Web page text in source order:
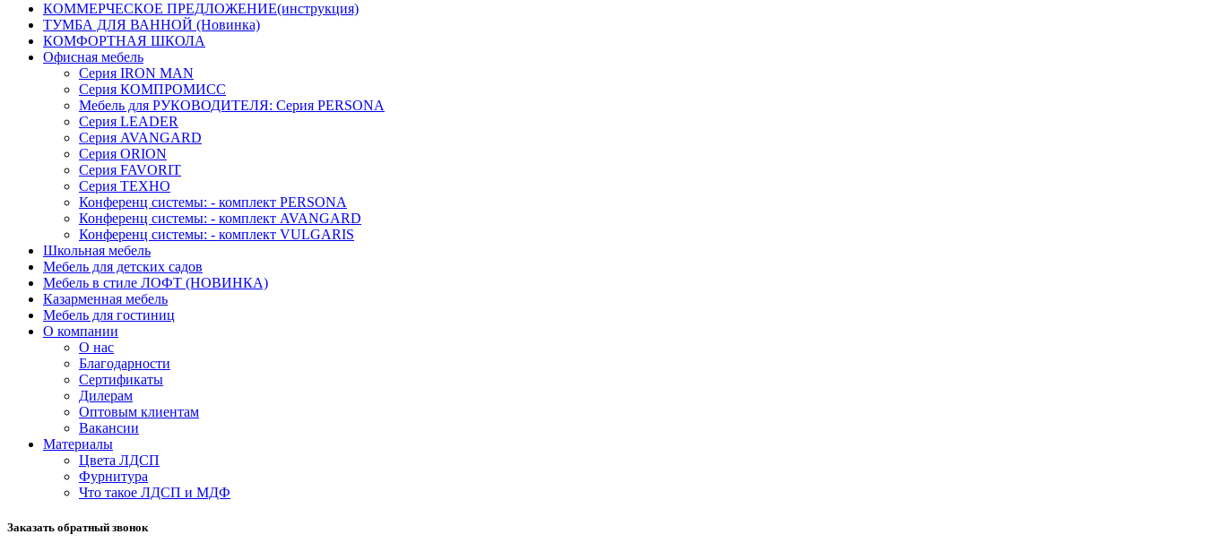
КОММЕРЧЕСКОЕ ПРЕДЛОЖЕНИЕ(инструкция)
ТУМБА ДЛЯ ВАННОЙ (Новинка)
КОМФОРТНАЯ ШКОЛА
Офисная мебель
Серия IRON MAN
Серия КОМПРОМИСС
Мебель для РУКОВОДИТЕЛЯ: Серия PERSONA
Серия LEADER
Серия AVANGARD
Серия ORION
Серия FAVORIT
Серия ТЕХНО
Конференц системы: - комплект PERSONA
Конференц системы: - комплект AVANGARD
Конференц системы: - комплект VULGARIS
Школьная мебель
Мебель для детских садов
Мебель в стиле ЛОФТ (НОВИНКА)
Казарменная мебель
Мебель для гостиниц
О компании
О нас
Благодарности
Сертификаты
Дилерам
Оптовым клиентам
Вакансии
Материалы
Цвета ЛДСП
Фурнитура
Что такое ЛДСП и МДФ
Заказать обратный звонок